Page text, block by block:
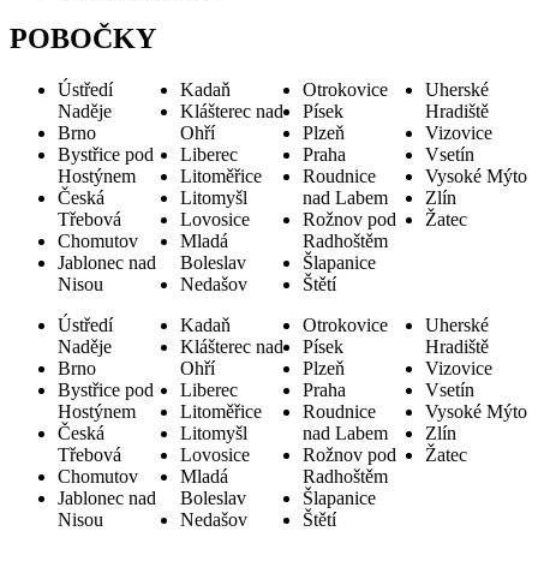
POBOČKY
Ústředí
Naděje
Brno
Bystřice pod
Hostýnem
Česká
Třebová
Chomutov
Jablonec nad
Nisou
Kadaň
Klášterec nad
Ohří
Liberec
Litoměřice
Litomyšl
Lovosice
Mladá
Boleslav
Nedašov
Otrokovice
Písek
Plzeň
Praha
Roudnice
nad Labem
Rožnov pod
Radhoštěm
Šlapanice
Štětí
Uherské
Hradiště
Vizovice
Vsetín
Vysoké Mýto
Zlín
Žatec
Ústředí
Naděje
Brno
Bystřice pod
Hostýnem
Česká
Třebová
Chomutov
Jablonec nad
Nisou
Kadaň
Klášterec nad
Ohří
Liberec
Litoměřice
Litomyšl
Lovosice
Mladá
Boleslav
Nedašov
Otrokovice
Písek
Plzeň
Praha
Roudnice
nad Labem
Rožnov pod
Radhoštěm
Šlapanice
Štětí
Uherské
Hradiště
Vizovice
Vsetín
Vysoké Mýto
Zlín
Žatec